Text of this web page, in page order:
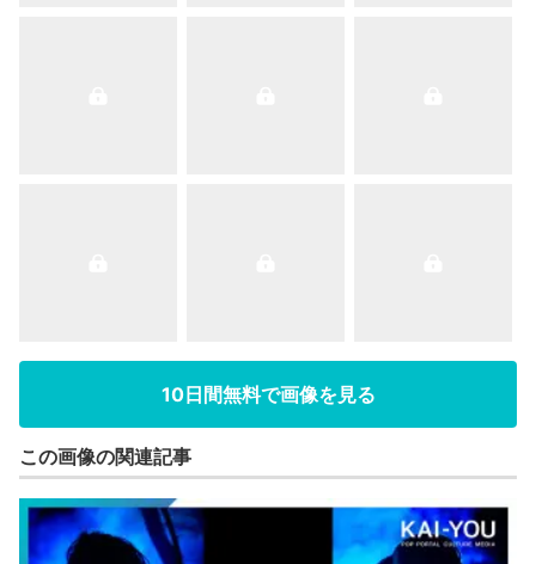
10日間無料で画像を見る
この画像の関連記事